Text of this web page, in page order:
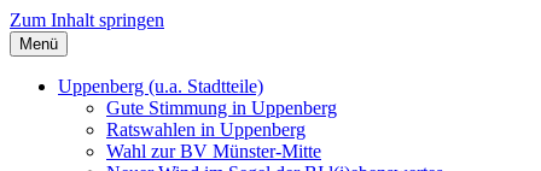
Zum Inhalt springen
Szybalski.de
Infos über und von Werner Szybalski (Münster)
Menü
Uppenberg (u.a. Stadtteile)
Gute Stimmung in Uppenberg
Ratswahlen in Uppenberg
Wahl zur BV Münster-Mitte